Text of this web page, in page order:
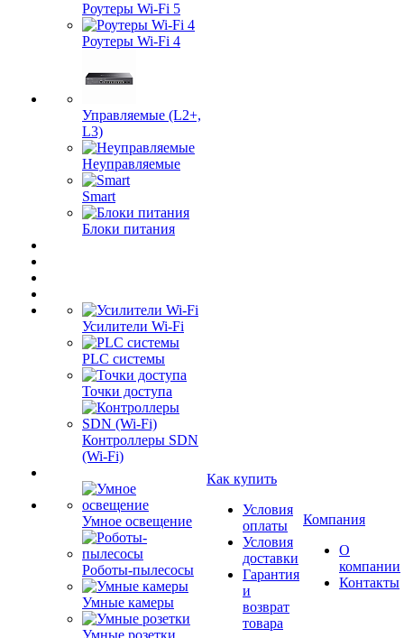
Роутеры Wi-Fi 5
Роутеры Wi-Fi 4
Управляемые (L2+,
L3)
Неуправляемые
Smart
Блоки питания
Усилители Wi-Fi
PLC системы
Точки доступа
Контроллеры SDN
(Wi-Fi)
Умное освещение
Роботы-пылесосы
Умные камеры
Умные розетки
Как купить
Условия
оплаты
Условия
доставки
Гарантия
и
возврат
товара
Компания
О
компании
Контакты